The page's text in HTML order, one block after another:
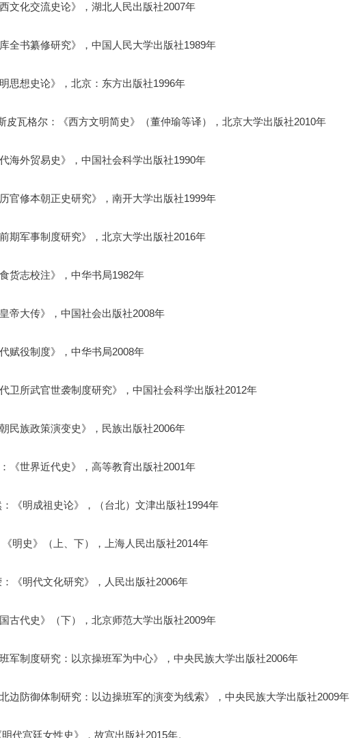
文化交流史论》，湖北人民出版社2007年
全书纂修研究》，中国人民大学出版社1989年
思想史论》，北京：东方出版社1996年
皮瓦格尔：《西方文明简史》（董仲瑜等译），北京大学出版社2010年
海外贸易史》，中国社会科学出版社1990年
官修本朝正史研究》，南开大学出版社1999年
期军事制度研究》，北京大学出版社2016年
货志校注》，中华书局1982年
帝大传》，中国社会出版社2008年
赋役制度》，中华书局2008年
卫所武官世袭制度研究》，中国社会科学出版社2012年
民族政策演变史》，民族出版社2006年
《世界近代史》，高等教育出版社2001年
《明成祖史论》，（台北）文津出版社1994年
明史》（上、下），上海人民出版社2014年
《明代文化研究》，人民出版社2006年
古代史》（下），北京师范大学出版社2009年
军制度研究：以京操班军为中心》，中央民族大学出版社2006年
边防御体制研究：以边操班军的演变为线索》，中央民族大学出版社2009年
代宫廷女性史》，故宫出版社2015年。